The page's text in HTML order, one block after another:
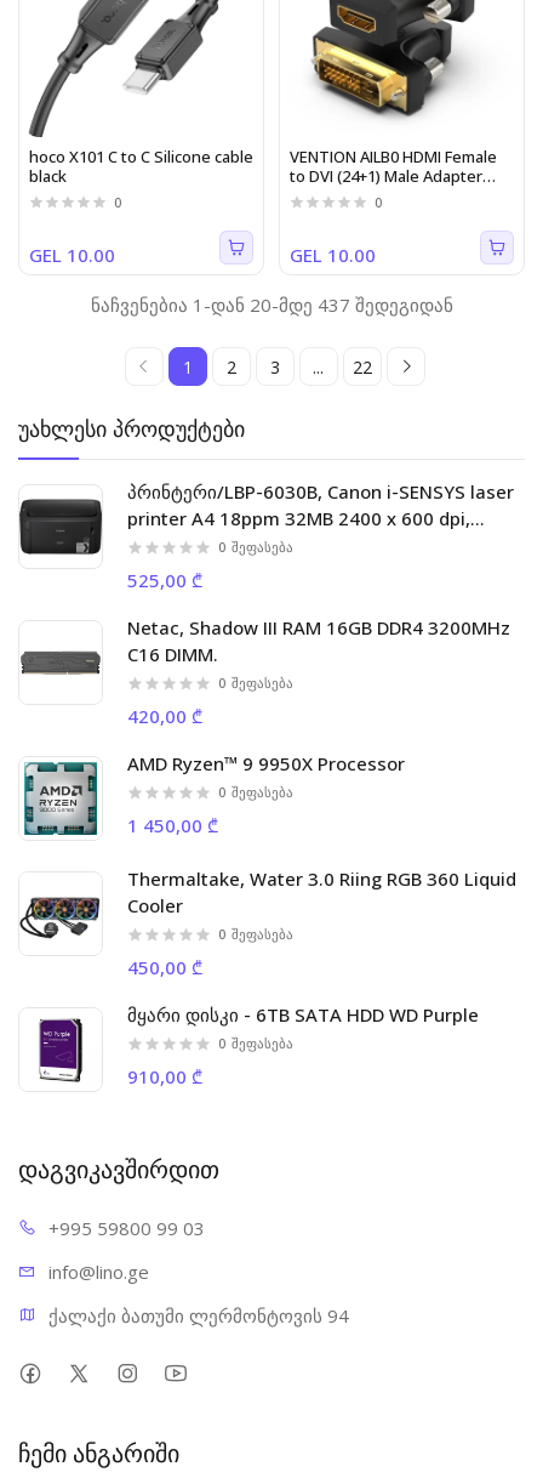
უახლესი პროდუქტები
პრინტერი/LBP-6030B, Canon i-SENSYS laser
printer A4 18ppm 32MB 2400 x 600 dpi,
5000p/m
0 შეფასება
525,00 ₾
Netac, Shadow III RAM 16GB DDR4 3200MHz
C16 DIMM.
0 შეფასება
420,00 ₾
AMD Ryzen™ 9 9950X Processor
0 შეფასება
1 450,00 ₾
Thermaltake, Water 3.0 Riing RGB 360 Liquid
Cooler
0 შეფასება
450,00 ₾
მყარი დისკი - 6TB SATA HDD WD Purple
0 შეფასება
910,00 ₾
hoco X101 C to C Silicone cable
black
0
GEL 10.00
VENTION AILB0 HDMI Female
to DVI (24+1) Male Adapter
Black
0
GEL 10.00
ნაჩვენებია 1-დან 20-მდე 437 შედეგიდან
1 2 3 ... 22
დაგვიკავშირდით
+995 59800 99 03
info@lino.ge
ქალაქი ბათუმი ლერმონტოვის 94
ჩემი ანგარიში